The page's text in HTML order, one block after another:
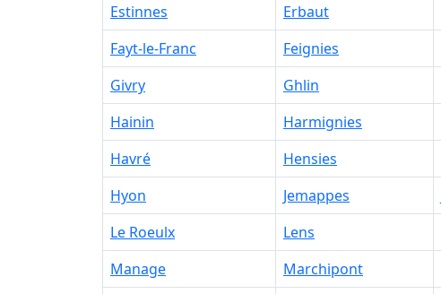
Estinnes
Erbaut
Fayt-le-Franc
Feignies
Givry
Ghlin
Hainin
Harmignies
Havré
Hensies
Hyon
Jemappes
Le Roeulx
Lens
Manage
Marchipont